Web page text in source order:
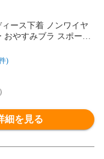
ース下着 ノンワイヤ
おやすみブラ スポーツ
ナイトブラ
)
細を見る